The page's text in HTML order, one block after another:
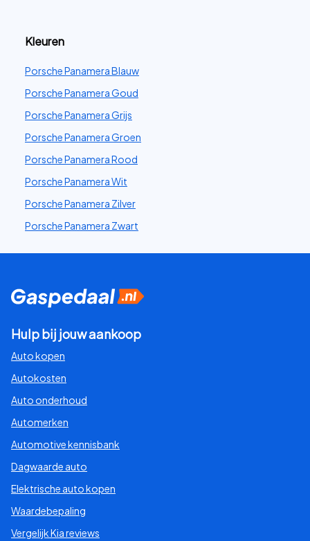
Kleuren
Porsche Panamera Blauw
Porsche Panamera Goud
Porsche Panamera Grijs
Porsche Panamera Groen
Porsche Panamera Rood
Porsche Panamera Wit
Porsche Panamera Zilver
Porsche Panamera Zwart
Hulp bij jouw aankoop
Auto kopen
Autokosten
Auto onderhoud
Automerken
Automotive kennisbank
Dagwaarde auto
Elektrische auto kopen
Waardebepaling
Vergelijk Kia reviews